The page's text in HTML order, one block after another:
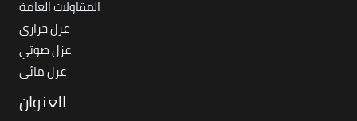
المقاولات العامة
عزل حراري
عزل صوتي
عزل مائي
العنوان